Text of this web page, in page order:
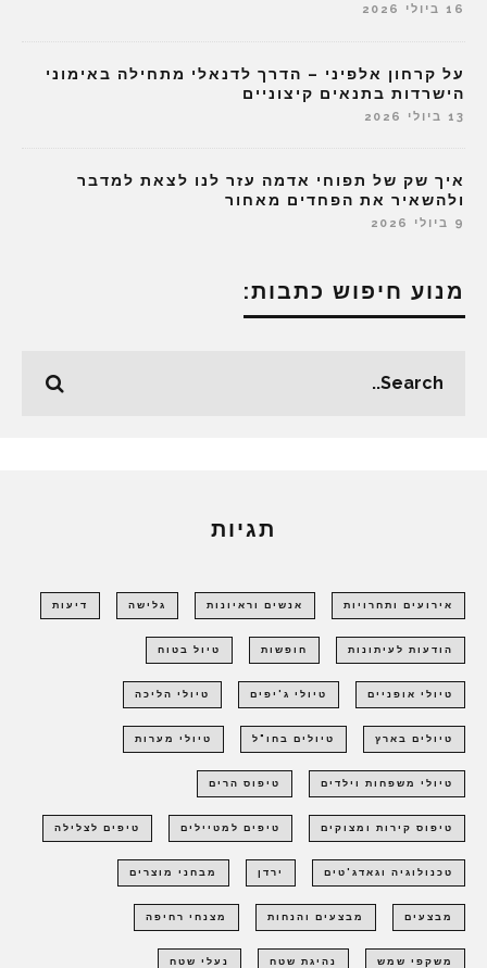
16 ביולי 2026
על קרחון אלפיני – הדרך לדנאלי מתחילה באימוני
הישרדות בתנאים קיצוניים
13 ביולי 2026
איך שק של תפוחי אדמה עזר לנו לצאת למדבר
ולהשאיר את הפחדים מאחור
9 ביולי 2026
מנוע חיפוש כתבות:
תגיות
אירועים ותחרויות אנשים וראיונות גלישה דיעות
הודעות לעיתונות חופשות טיול בטוח
טיולי אופניים טיולי ג'יפים טיולי הליכה
טיולים בארץ טיולים בחו"ל טיולי מערות
טיולי משפחות וילדים טיפוס הרים
טיפוס קירות ומצוקים טיפים למטיילים טיפים לצלילה
טכנולוגיה וגאדג'טים ירדן מבחני מוצרים
מבצעים מבצעים והנחות מצנחי רחיפה
משקפי שמש נהיגת שטח נעלי שטח